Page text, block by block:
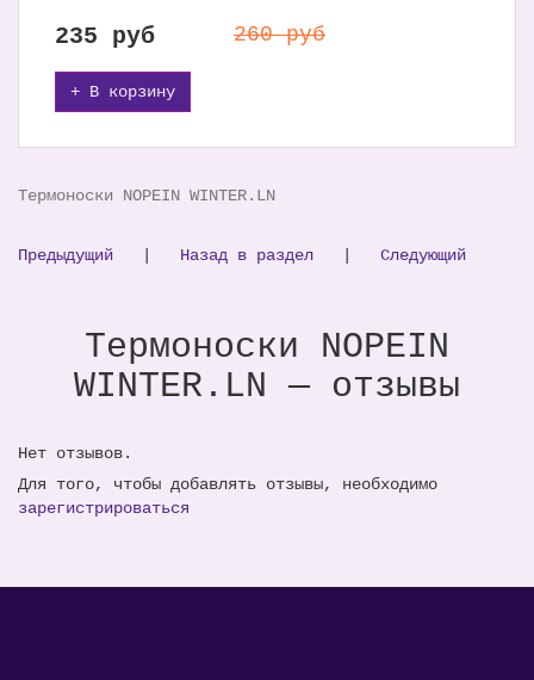
235 руб 260 руб
+ В корзину
Термоноски NOPEIN WINTER.LN
Предыдущий | Назад в раздел | Следующий
Термоноски NOPEIN
WINTER.LN — отзывы
Нет отзывов.
Для того, чтобы добавлять отзывы, необходимо
зарегистрироваться